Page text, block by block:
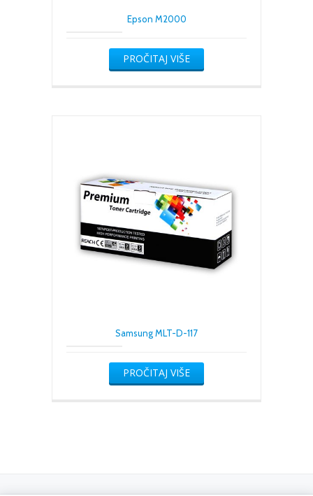
Epson M2000
PROČITAJ VIŠE
Samsung MLT-D-117
PROČITAJ VIŠE